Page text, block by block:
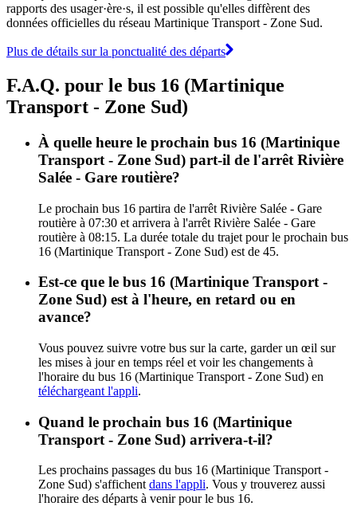
rapports des usager·ère·s, il est possible qu'elles diffèrent des
données officielles du réseau Martinique Transport - Zone Sud.
Plus de détails sur la ponctualité des départs
F.A.Q. pour le bus 16 (Martinique
Transport - Zone Sud)
À quelle heure le prochain bus 16 (Martinique
Transport - Zone Sud) part-il de l'arrêt Rivière
Salée - Gare routière?
Le prochain bus 16 partira de l'arrêt Rivière Salée - Gare
routière à 07:30 et arrivera à l'arrêt Rivière Salée - Gare
routière à 08:15. La durée totale du trajet pour le prochain bus
16 (Martinique Transport - Zone Sud) est de 45.
Est-ce que le bus 16 (Martinique Transport -
Zone Sud) est à l'heure, en retard ou en
avance?
Vous pouvez suivre votre bus sur la carte, garder un œil sur
les mises à jour en temps réel et voir les changements à
l'horaire du bus 16 (Martinique Transport - Zone Sud) en
téléchargeant l'appli.
Quand le prochain bus 16 (Martinique
Transport - Zone Sud) arrivera-t-il?
Les prochains passages du bus 16 (Martinique Transport -
Zone Sud) s'affichent dans l'appli. Vous y trouverez aussi
l'horaire des départs à venir pour le bus 16.